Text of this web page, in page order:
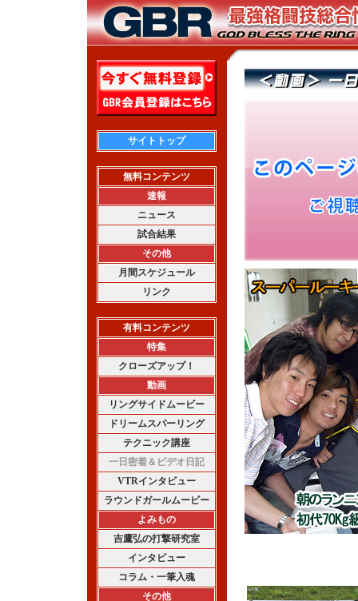
サイトトップ
無料コンテンツ
速報
ニュース
試合結果
その他
月間スケジュール
リンク
有料コンテンツ
特集
クローズアップ！
動画
リングサイドムービー
ドリームスパーリング
テクニック講座
一日密着＆ビデオ日記
VTRインタビュー
ラウンドガールムービー
よみもの
吉鷹弘の打撃研究室
インタビュー
コラム・一筆入魂
その他